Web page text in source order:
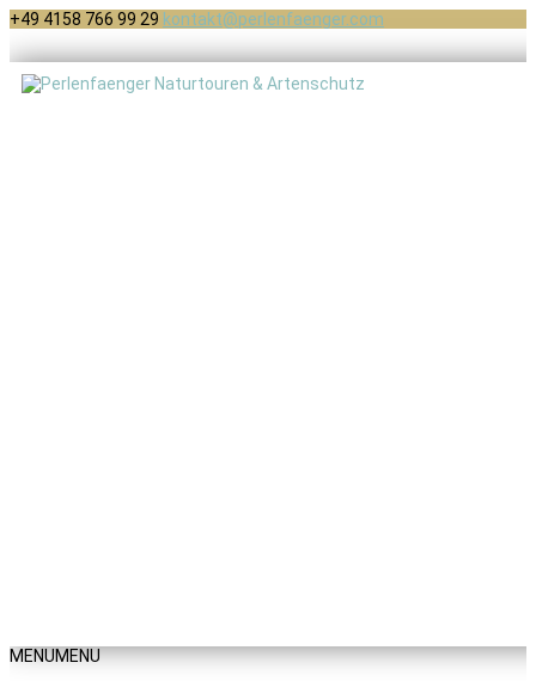
+49 4158 766 99 29 kontakt@perlenfaenger.com
MENUMENU